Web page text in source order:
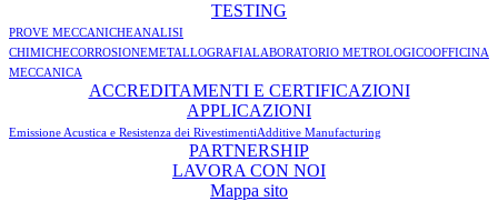
TESTING
PROVE MECCANICHEANALISI
CHIMICHECORROSIONEMETALLOGRAFIALABORATORIO METROLOGICOOFFICINA
MECCANICA
ACCREDITAMENTI E CERTIFICAZIONI
APPLICAZIONI
Emissione Acustica e Resistenza dei RivestimentiAdditive Manufacturing
PARTNERSHIP
LAVORA CON NOI
Mappa sito